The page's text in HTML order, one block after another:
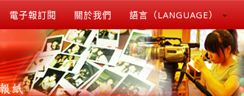
電子報訂閱 關於我們 語言（LANGUAGE）